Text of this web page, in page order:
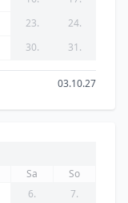
23.
24.
30. 31.
03.10.27
Sa
So
6.
7.